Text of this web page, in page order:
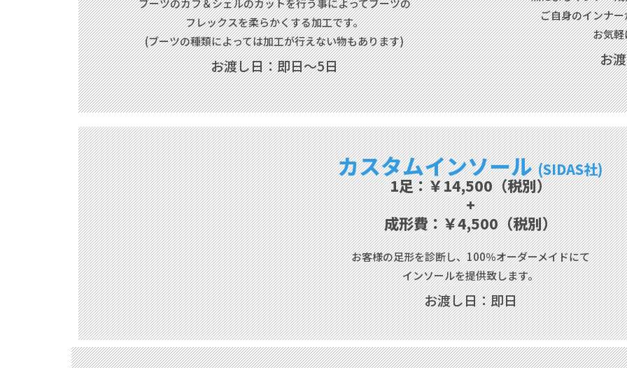
ブーツのカフ＆シェルのカットを行う事によってブーツの
フレックスを柔らかくする加工です。
(ブーツの種類によっては加工が行えない物もあります)
お渡し日：即日～5日
ご自身のインナ
お気
お
​カスタムインソール(SIDAS社)
1足：￥14,500（税別）
+
​成形費：￥4,500（税別）
お客様の足形を診断し、100％オーダーメイドにて
インソールを提供致します。
お渡し日：即日